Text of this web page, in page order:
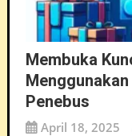
Membuka
Penebus
April 18, 2025